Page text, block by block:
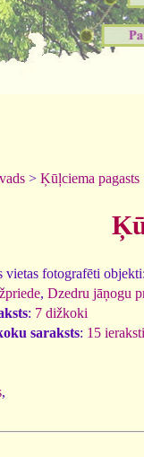
> Ķūļciema pagasts
vietas fotografēti objekti:
, Dzedru jāņogu
: 7 dižkoki
saraksts: 15 ieraksti
,